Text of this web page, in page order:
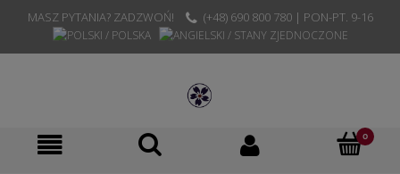
MASZ PYTANIA? ZADZWOŃ! (+48) 690 800 780 | PON-PT. 9-16